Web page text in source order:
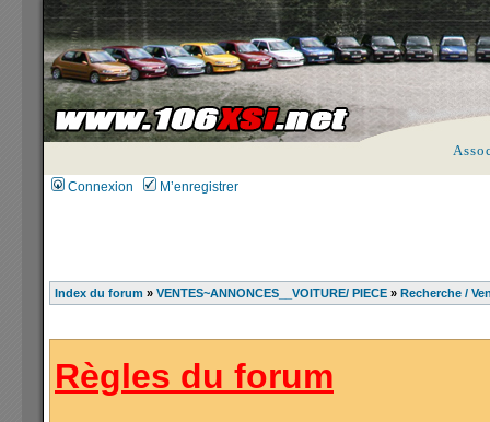
Connexion M’enregistrer
Index du forum » VENTES~ANNONCES__VOITURE/ PIECE » Recherche /
Règles du forum